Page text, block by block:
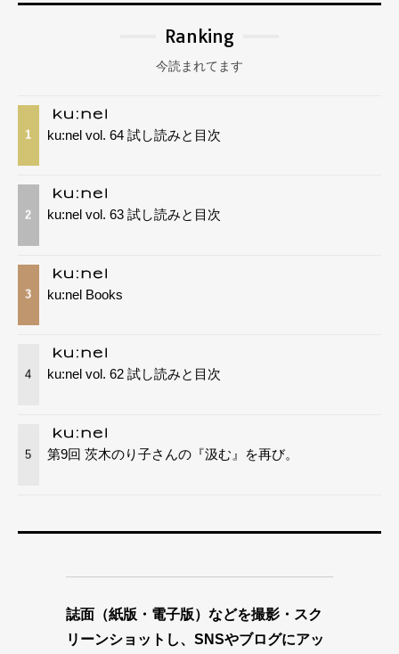
Ranking
今読まれてます
1 ku:nel vol. 64 試し読みと目次
2 ku:nel vol. 63 試し読みと目次
3 ku:nel Books
4 ku:nel vol. 62 試し読みと目次
5 第9回 茨木のり子さんの『汲む』を再び。
誌面（紙版・電子版）などを撮影・スク
リーンショットし、SNSやブログにアッ